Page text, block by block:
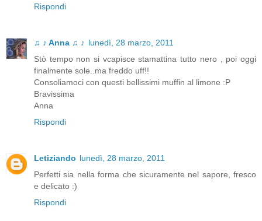
Rispondi
♫ ♪ Anna ♫ ♪ lunedì, 28 marzo, 2011
Stò tempo non si vcapisce stamattina tutto nero , poi oggi
finalmente sole..ma freddo uff!!
Consoliamoci con questi bellissimi muffin al limone :P
Bravissima
Anna
Rispondi
Letiziando lunedì, 28 marzo, 2011
Perfetti sia nella forma che sicuramente nel sapore, fresco
e delicato :)
Rispondi